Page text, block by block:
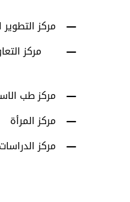
مركز
مركز
مركز طب
مركز المرأة
مركز